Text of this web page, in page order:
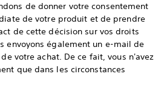
de donner votre consentement
de votre produit et de prendre
de cette décision sur vos droits
envoyons également un e-mail de
votre achat. De ce fait, vous n'avez
que dans les circonstances